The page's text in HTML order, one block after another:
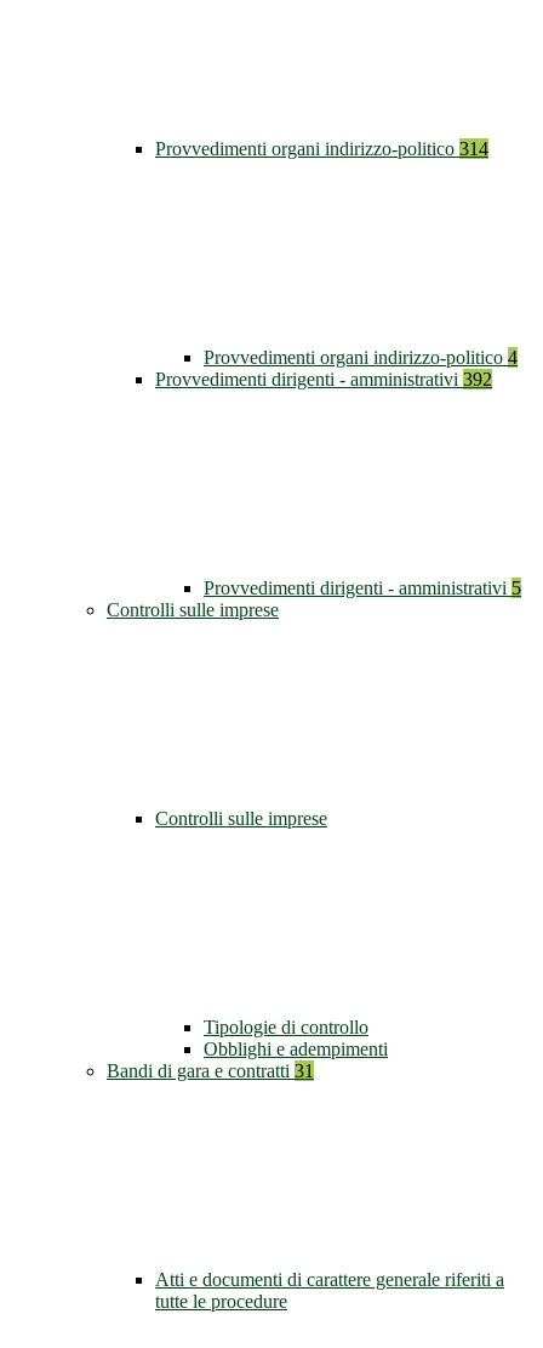
Provvedimenti organi indirizzo-politico 314
Provvedimenti organi indirizzo-politico 4
Provvedimenti dirigenti - amministrativi 392
Provvedimenti dirigenti - amministrativi 5
Controlli sulle imprese
Controlli sulle imprese
Tipologie di controllo
Obblighi e adempimenti
Bandi di gara e contratti 31
Atti e documenti di carattere generale riferiti a
tutte le procedure